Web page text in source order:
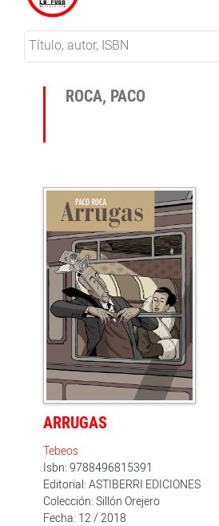
ROCA, PACO
ARRUGAS
Tebeos
Isbn: 9788496815391
Editorial: ASTIBERRI EDICIONES
Colección: Sillón Orejero
Fecha: 12 / 2018